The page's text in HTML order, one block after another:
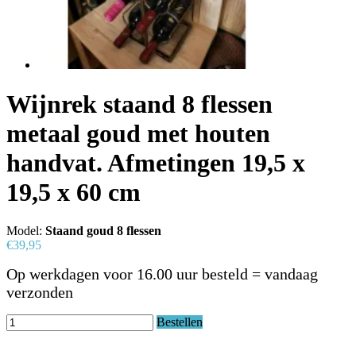
Wijnrek staand 8 flessen
metaal goud met houten
handvat. Afmetingen 19,5 x
19,5 x 60 cm
Model: Staand goud 8 flessen
€39,95
Op werkdagen voor 16.00 uur besteld = vandaag
verzonden
Bestellen